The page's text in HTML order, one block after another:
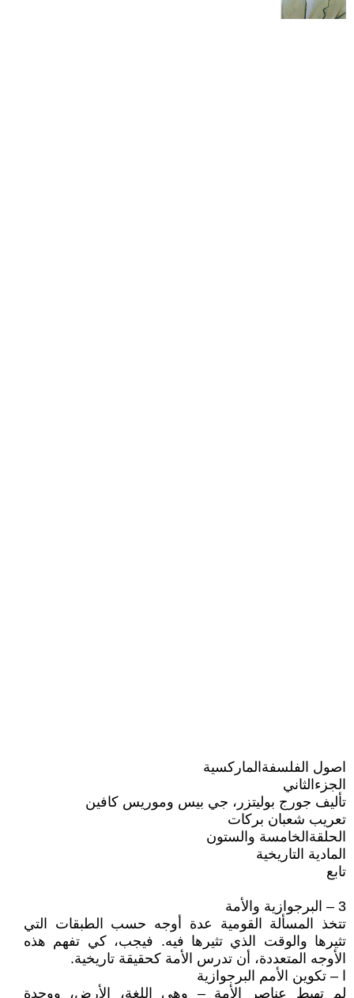
اصول الفلسفةالماركسية
الجزءالثاني
تأليف جورج بوليتزر، جي بيس وموريس كافين
تعريب شعبان بركات
الحلقةالخامسة والستون
المادية التاريخية
تابع
3 – البرجوازية والأمة
تتخذ المسألة القومية عدة أوجه حسب الطبقات التي
تثيرها والوقت الذي تثيرها فيه. فيجب، كي تفهم هذه
الأوجه المتعددة، أن تدرس الأمة كحقيقة تاريخية.
ا – تكوين الأمم البرجوازية
لم تهبط عناصر الأمة – وهي اللغة، الأرض، ووحدة